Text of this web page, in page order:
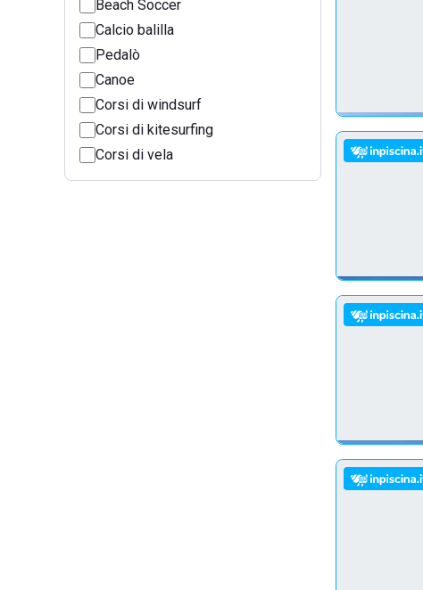
Beach Soccer
Calcio balilla
Pedalò
Canoe
Corsi di windsurf
Corsi di kitesurfing
Corsi di vela